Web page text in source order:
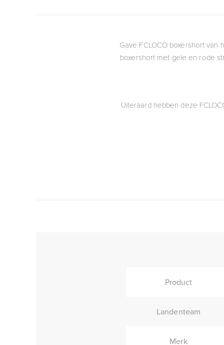
Gave FCLOCO boxershort
boxershort met gele en rode
Uiteraard hebben deze
Product
Landenteam
Merk